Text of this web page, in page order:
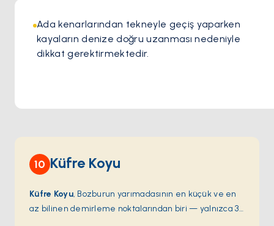
Ada kenarlarından tekneyle geçiş yaparken
kayaların denize doğru uzanması nedeniyle
dikkat gerektirmektedir.
10 Küfre Koyu
Küfre Koyu, Bozburun yarımadasının en küçük ve en
az bilinen demirleme noktalarından biri — yalnızca 3-